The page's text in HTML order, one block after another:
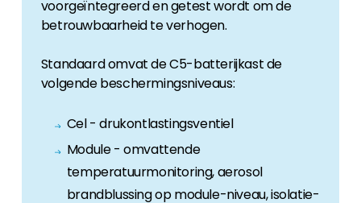
voorgeïntegreerd en getest wordt om de
betrouwbaarheid te verhogen.
Standaard omvat de C5-batterijkast de
volgende beschermingsniveaus:
Cel - drukontlastingsventiel
Module - omvattende
temperatuurmonitoring, aerosol
brandblussing op module-niveau, isolatie-